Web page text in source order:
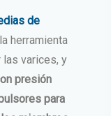
de
herramienta
las varices, y
presión
para